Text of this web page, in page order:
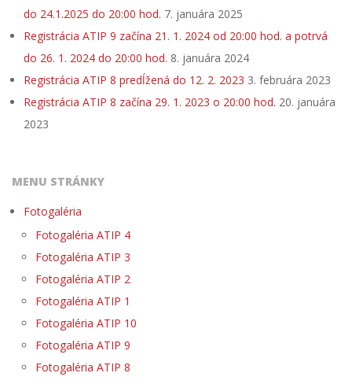
do 24.1.2025 do 20:00 hod. 7. januára 2025
Registrácia ATIP 9 začína 21. 1. 2024 od 20:00 hod. a potrvá
do 26. 1. 2024 do 20:00 hod. 8. januára 2024
Registrácia ATIP 8 predĺžená do 12. 2. 2023 3. februára 2023
Registrácia ATIP 8 začína 29. 1. 2023 o 20:00 hod. 20. januára
2023
MENU STRÁNKY
Fotogaléria
Fotogaléria ATIP 4
Fotogaléria ATIP 3
Fotogaléria ATIP 2
Fotogaléria ATIP 1
Fotogaléria ATIP 10
Fotogaléria ATIP 9
Fotogaléria ATIP 8